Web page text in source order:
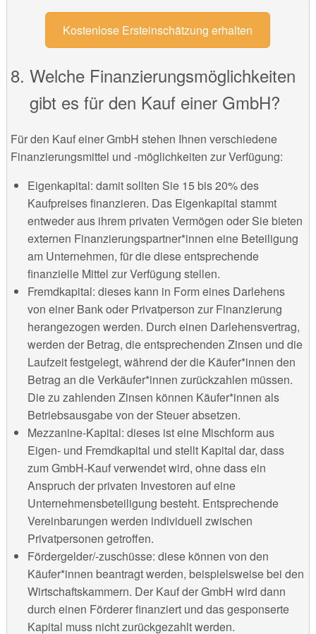
Kostenlose Ersteinschätzung erhalten
Welche Finanzierungsmöglichkeiten
gibt es für den Kauf einer GmbH?
Für den Kauf einer GmbH stehen Ihnen verschiedene
Finanzierungsmittel und -möglichkeiten zur Verfügung:
Eigenkapital: damit sollten Sie 15 bis 20% des
Kaufpreises finanzieren. Das Eigenkapital stammt
entweder aus ihrem privaten Vermögen oder Sie bieten
externen Finanzierungspartner*innen eine Beteiligung
am Unternehmen, für die diese entsprechende
finanzielle Mittel zur Verfügung stellen.
Fremdkapital: dieses kann in Form eines Darlehens
von einer Bank oder Privatperson zur Finanzierung
herangezogen werden. Durch einen Darlehensvertrag,
werden der Betrag, die entsprechenden Zinsen und die
Laufzeit festgelegt, während der die Käufer*innen den
Betrag an die Verkäufer*innen zurückzahlen müssen.
Die zu zahlenden Zinsen können Käufer*innen als
Betriebsausgabe von der Steuer absetzen.
Mezzanine-Kapital: dieses ist eine Mischform aus
Eigen- und Fremdkapital und stellt Kapital dar, dass
zum GmbH-Kauf verwendet wird, ohne dass ein
Anspruch der privaten Investoren auf eine
Unternehmensbeteiligung besteht. Entsprechende
Vereinbarungen werden individuell zwischen
Privatpersonen getroffen.
Fördergelder/-zuschüsse: diese können von den
Käufer*innen beantragt werden, beispielsweise bei den
Wirtschaftskammern. Der Kauf der GmbH wird dann
durch einen Förderer finanziert und das gesponserte
Kapital muss nicht zurückgezahlt werden.